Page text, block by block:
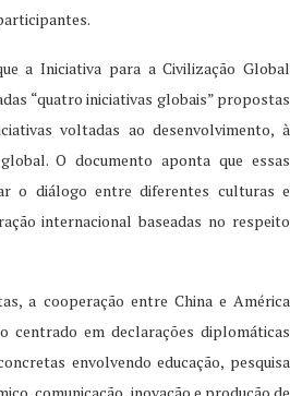
a Iniciativa para a Civilização Global
“quatro iniciativas globais” propostas
voltadas ao desenvolvimento, à
O documento aponta que essas
o diálogo entre diferentes culturas e
internacional baseadas no respeito
a cooperação entre China e América
centrado em declarações diplomáticas
envolvendo educação, pesquisa
comunicação, inovação e produção de